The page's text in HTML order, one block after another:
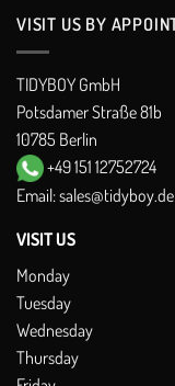
VISIT US BY
TIDYBOY GmbH
Potsdamer Straße 81b
10785 Berlin
+49 151 12752724
Email:sales@tidyboy.de
VISIT US
Monday
Tuesday
Wednesday
Thursday